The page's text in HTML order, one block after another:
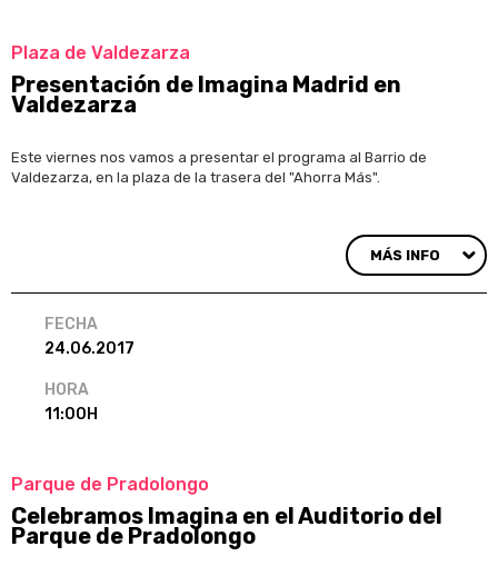
Plaza de Valdezarza
Presentación de Imagina Madrid en
Valdezarza
MÁS INFO
Este viernes nos vamos a presentar el programa al Barrio de
Valdezarza, en la plaza de la trasera del "Ahorra Más".
FECHA
24.06.2017
HORA
11:00H
Parque de Pradolongo
Celebramos Imagina en el Auditorio del
Parque de Pradolongo